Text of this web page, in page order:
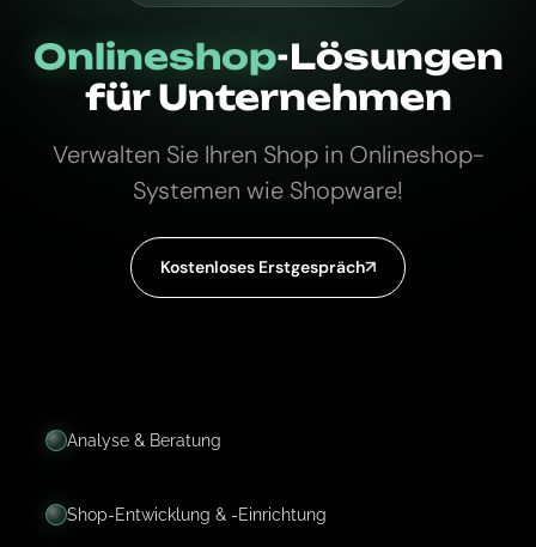
Onlineshop-Lösungen
für Unternehmen
Verwalten Sie Ihren Shop in Onlineshop-
Systemen wie Shopware!
Kostenloses Erstgespräch
Analyse & Beratung
Shop-Entwicklung & -Einrichtung